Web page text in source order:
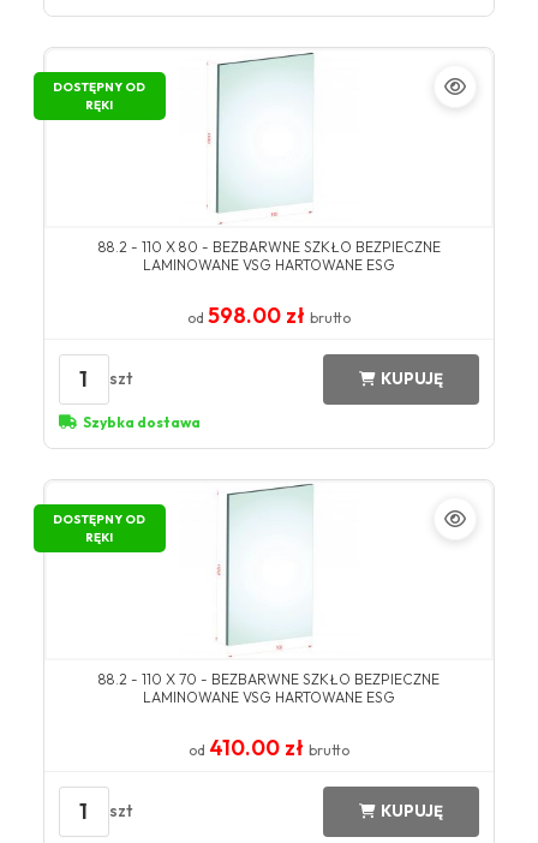
DOSTĘPNY OD
RĘKI
88.2 - 110 X 80 - BEZBARWNE SZKŁO BEZPIECZNE
LAMINOWANE VSG HARTOWANE ESG
od 598.00 zł brutto
1 szt KUPUJĘ
Szybka dostawa
DOSTĘPNY OD
RĘKI
88.2 - 110 X 70 - BEZBARWNE SZKŁO BEZPIECZNE
LAMINOWANE VSG HARTOWANE ESG
od 410.00 zł brutto
1 szt KUPUJĘ